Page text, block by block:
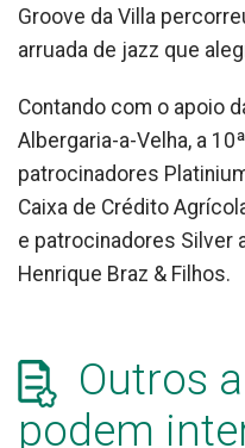
Groove da Villa
arruada de jazz que
Contando com o apoio
Albergaria-a-Velha, a
patrocinadores
Caixa de Crédito
e patrocinadores Silver
Henrique Braz & Filhos.
Outros
podem